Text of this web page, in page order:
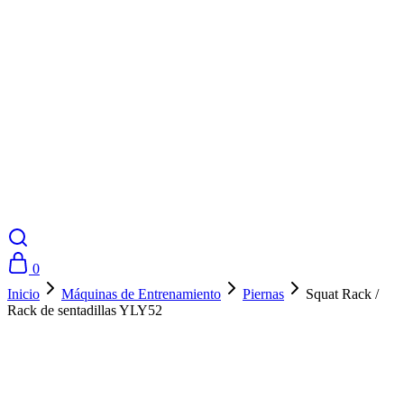
0
Inicio
Máquinas de Entrenamiento Piernas
Squat Rack /
Rack de sentadillas YLY52